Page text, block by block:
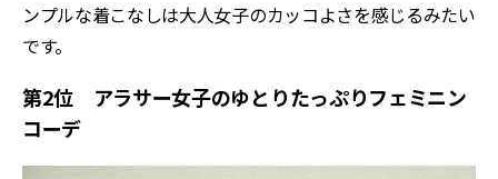
ンプルな着こなしは大人女子のカッコよさを感じるみたい
です。
第2位 アラサー女子のゆとりたっぷりフェミニン
コーデ